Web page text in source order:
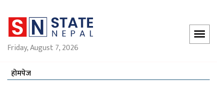
Friday, August 7, 2026
होमपेज